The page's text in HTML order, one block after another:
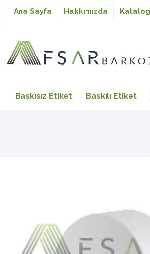
Baskısız Etiket
Ribon
Ana Sayfa Hakkımızda Katalog
Baskısız Etiket Baskılı Etiket